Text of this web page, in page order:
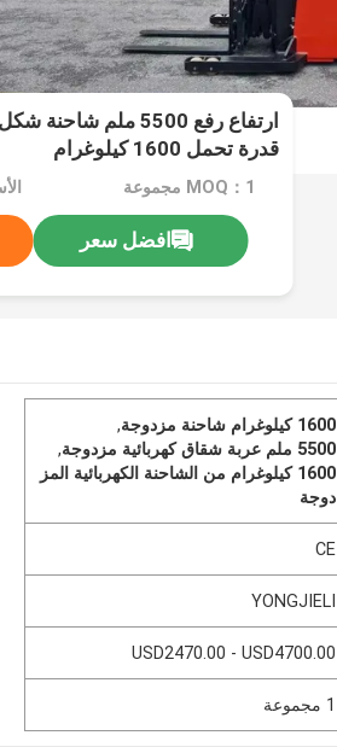
ارتفاع رفع 5500 ملم
قدرة تحمل 1600 كيلوغرام
MOQ：1 مجموعة
افضل سعر
1600 كيلوغرام شاحنة مزدوجة
,
5500 ملم عربة شقاق كهربائية مزدوجة
,
1600 كيلوغرام من الشاحنة الكهربائية المز
دوجة
CE
YONGJIELI
USD2470.00 - USD4700.00
1 مجموعة